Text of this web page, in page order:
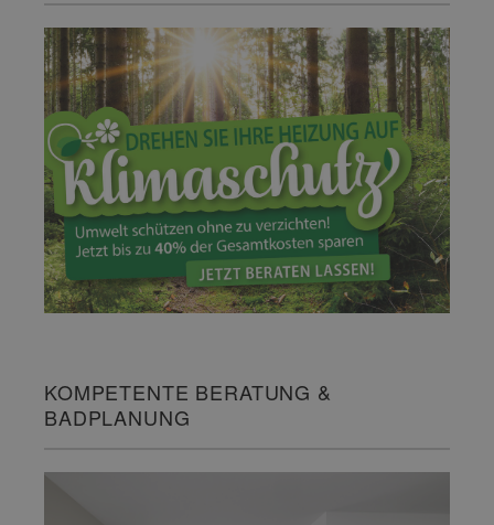
KOMPETENTE BERATUNG &
BADPLANUNG